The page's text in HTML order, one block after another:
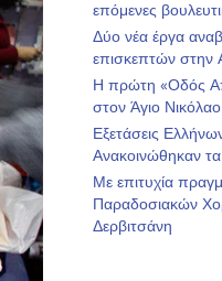
επόμενες
Δύο νέα έργα
επισκεπτών στην
Η πρώτη «Οδός
στον Άγιο Νικόλαο
Εξετάσεις
Ανακοινώθηκαν τα
Με επιτυχία
Παραδοσιακών
Δερβιτσάνη